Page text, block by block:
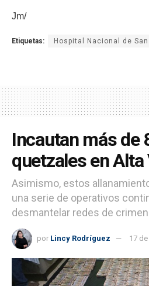
Jm/
Etiquetas: Hospital Nacional de
Incautan más de
quetzales en Alta
Asimismo, estos
una serie de operativos
desmantelar redes de
por Lincy Rodríguez 17